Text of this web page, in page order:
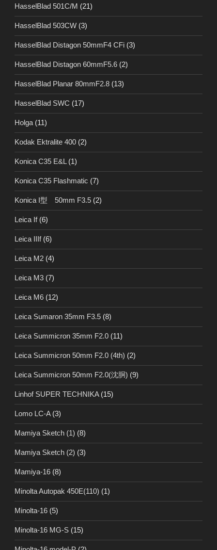
HasselBlad 501C/M (21)
HasselBlad 503CW (3)
HasselBlad Distagon 50mmF4 CFi (3)
HasselBlad Distagon 60mmF5.6 (2)
HasselBlad Planar 80mmF2.8 (13)
HasselBlad SWC (17)
Holga (11)
Kodak Ektralite 400 (2)
Konica C35 E&L (1)
Konica C35 Flashmatic (7)
Konica I型 50mm F3.5 (2)
Leica If(6)
Leica IIIf(6)
Leica M2 (4)
Leica M3 (7)
Leica M6 (12)
Leica Sumaron 35mm F3.5 (8)
Leica Summicron 35mm F2.0 (11)
Leica Summicron 50mm F2.0 (4th) (2)
Leica Summicron 50mm F2.0(沈胴) (9)
Linhof SUPER TECHNIKA(15)
Lomo LC-A(3)
Mamiya Sketch (1) (8)
Mamiya Sketch (2) (3)
Mamiya-16 (8)
Minolta Autopak 450E(110) (1)
Minolta-16 (5)
Minolta-16 MG-S (15)